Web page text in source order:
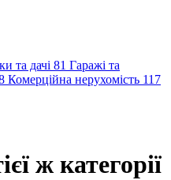
та дачі 81 Гаражі та
Комерційна нерухомість 117
ж категорії